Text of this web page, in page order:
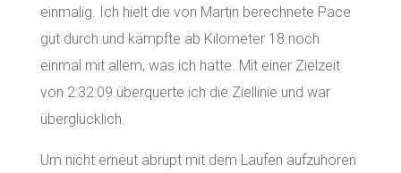
einmalig. Ich hielt die von Martin berechnete Pace
gut durch und kämpfte ab Kilometer 18 noch
einmal mit allem, was ich hatte. Mit einer Zielzeit
von 2:32:09 überquerte ich die Ziellinie und war
überglücklich.
Um nicht erneut abrupt mit dem Laufen aufzuhören